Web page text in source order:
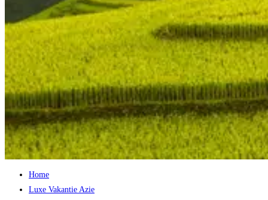
Home
Luxe Vakantie Azie